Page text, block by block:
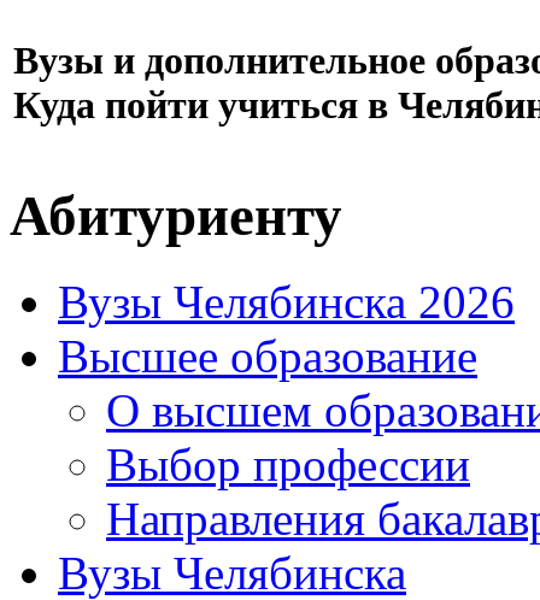
Вузы и дополнительное
Куда пойти учиться в
Абитуриенту
Вузы Челябинска 2026
Высшее образование
О высшем
Выбор профессии
Направления
Вузы Челябинска